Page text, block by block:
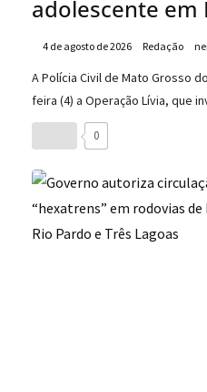
adolescente em
4 de agosto de 2026 Redação
A Polícia Civil de Mato Grosso
feira (4) a Operação Lívia, que
0